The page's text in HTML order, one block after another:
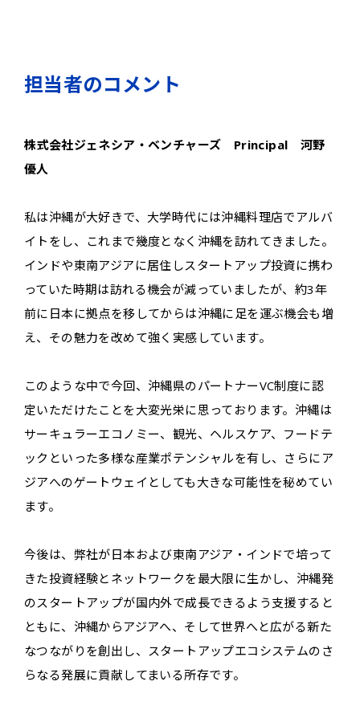
担当者のコメント
株式会社ジェネシア・ベンチャーズ Principal 河野
優人
私は沖縄が大好きで、大学時代には沖縄料理店でアルバ
イトをし、これまで幾度となく沖縄を訪れてきました。
インドや東南アジアに居住しスタートアップ投資に携わ
っていた時期は訪れる機会が減っていましたが、約3年
前に日本に拠点を移してからは沖縄に足を運ぶ機会も増
え、その魅力を改めて強く実感しています。
このような中で今回、沖縄県のパートナーVC制度に認
定いただけたことを大変光栄に思っております。沖縄は
サーキュラーエコノミー、観光、ヘルスケア、フードテ
ックといった多様な産業ポテンシャルを有し、さらにア
ジアへのゲートウェイとしても大きな可能性を秘めてい
ます。
今後は、弊社が日本および東南アジア・インドで培って
きた投資経験とネットワークを最大限に生かし、沖縄発
のスタートアップが国内外で成長できるよう支援すると
ともに、沖縄からアジアへ、そして世界へと広がる新た
なつながりを創出し、スタートアップエコシステムのさ
らなる発展に貢献してまいる所存です。